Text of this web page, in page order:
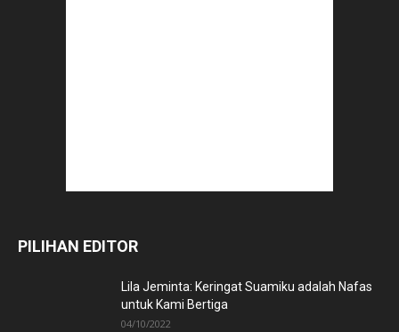
PILIHAN EDITOR
Lila Jeminta: Keringat Suamiku adalah Nafas
untuk Kami Bertiga
04/10/2022